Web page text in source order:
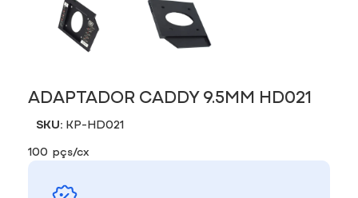
ADAPTADOR CADDY 9.5MM HD021
SKU: KP-HD021
100 pçs/cx